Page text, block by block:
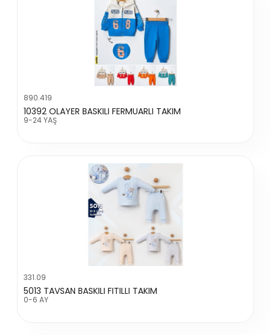
890.419
10392 OLAYER BASKILI FERMUARLI TAKIM
9-24 YAŞ
331.09
5013 TAVSAN BASKILI FITILLI TAKIM
0-6 AY